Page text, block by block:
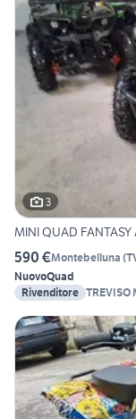
3
MINI QUAD FANTASY
590 €Montebelluna (
NuovoQuad
Rivenditore